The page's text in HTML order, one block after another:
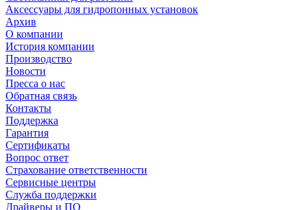
Аксессуары для гидропонных установок
Архив
О компании
История компании
Производство
Новости
Пресса о нас
Обратная связь
Контакты
Поддержка
Гарантия
Сертификаты
Вопрос ответ
Страхование ответственности
Сервисные центры
Служба поддержки
Драйверы и ПО